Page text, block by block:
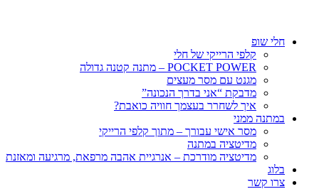
חלי שופ
קלפי הרייקי של חלי
POCKET POWER – מתנה קטנה גדולה
מגנט עם מסר מעצים
מדבקת “אני בדרך הנכונה”
איך לשחרר בעצמך חוויה כואבת?
במתנה ממני
מסר אישי עבורך – מתוך קלפי הרייקי
מדיטציה במתנה
מדיטציה מודרכת – אנרגיית אהבה מרפאת, מרגיעה ומאזנת
בלוג
צרו קשר